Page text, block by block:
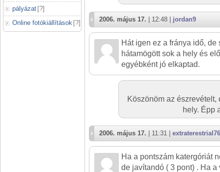
pályázat [?]
Online fotókiállítások [?] 2006. május 17. | 12:48 | jordan9
Hát igen ez a fránya idő, de
hátamögött sok a hely és
egyébként jó elkaptad.
Köszönöm az
hely. Épp
2006. május 17. | 11:31 | extraterestrial76
Ha a pontszám katergóriát
de javítandó ( 3 pont) . Ha